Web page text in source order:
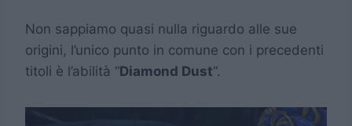
Non sappiamo quasi nulla riguardo alle sue
origini, l’unico punto in comune con i precedenti
titoli è l’abilità “Diamond Dust“.